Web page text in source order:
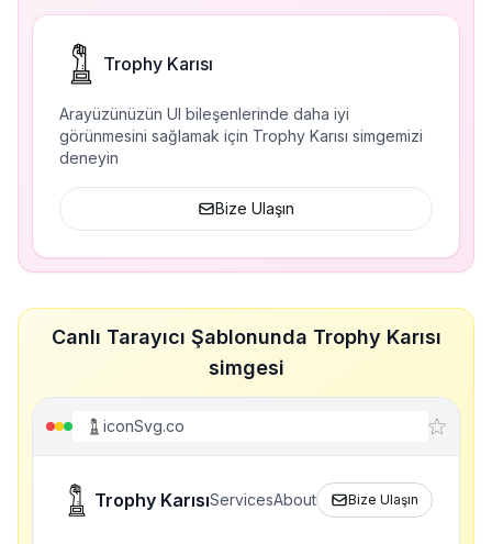
Trophy Karısı
Arayüzünüzün UI bileşenlerinde daha iyi
görünmesini sağlamak için Trophy Karısı simgemizi
deneyin
Bize Ulaşın
Canlı Tarayıcı Şablonunda Trophy Karısı
simgesi
iconSvg.co
Trophy KarısıServicesAbout Bize Ulaşın